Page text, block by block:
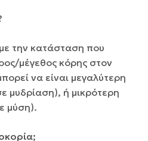
την κατάσταση που
μέγεθος κόρης στον
να είναι μεγαλύτερη
μυδρίαση), ή μικρότερη
μύση).